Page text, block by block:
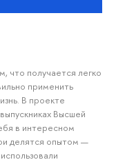
что получается легко
применить
В проекте
Высшей
в интересном
делятся опытом —